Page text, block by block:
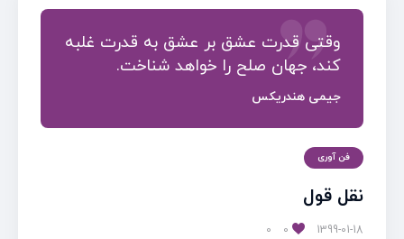
فن آوری
نقل قول
وقتی قدرت عشق بر عشق به قدرت غلبه
کند، جهان صلح را خواهد شناخت.
جیمی هندریکس
1399-01-18
0
0